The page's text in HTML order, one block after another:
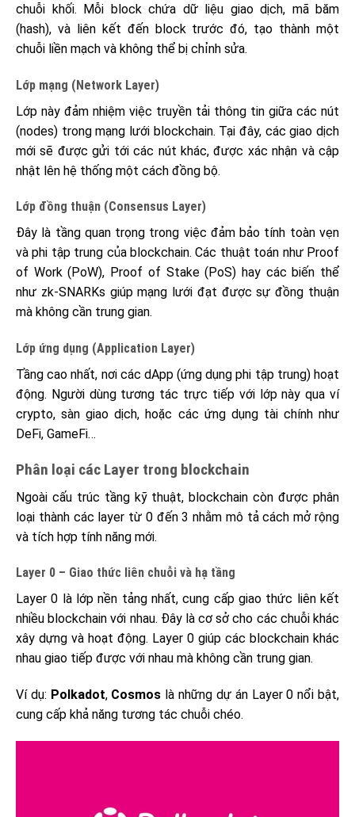
chuỗi khối. Mỗi block chứa dữ liệu giao dịch, mã băm
(hash), và liên kết đến block trước đó, tạo thành một
chuỗi liền mạch và không thể bị chỉnh sửa.
Lớp mạng (Network Layer)
Lớp này đảm nhiệm việc truyền tải thông tin giữa các nút
(nodes) trong mạng lưới blockchain. Tại đây, các giao dịch
mới sẽ được gửi tới các nút khác, được xác nhận và cập
nhật lên hệ thống một cách đồng bộ.
Lớp đồng thuận (Consensus Layer)
Đây là tầng quan trọng trong việc đảm bảo tính toàn vẹn
và phi tập trung của blockchain. Các thuật toán như Proof
of Work (PoW), Proof of Stake (PoS) hay các biến thể
như zk-SNARKs giúp mạng lưới đạt được sự đồng thuận
mà không cần trung gian.
Lớp ứng dụng (Application Layer)
Tầng cao nhất, nơi các dApp (ứng dụng phi tập trung) hoạt
động. Người dùng tương tác trực tiếp với lớp này qua ví
crypto, sàn giao dịch, hoặc các ứng dụng tài chính như
DeFi, GameFi…
Phân loại các Layer trong blockchain
Ngoài cấu trúc tầng kỹ thuật, blockchain còn được phân
loại thành các layer từ 0 đến 3 nhằm mô tả cách mở rộng
và tích hợp tính năng mới.
Layer 0 – Giao thức liên chuỗi và hạ tầng
Layer 0 là lớp nền tảng nhất, cung cấp giao thức liên kết
nhiều blockchain với nhau. Đây là cơ sở cho các chuỗi khác
xây dựng và hoạt động. Layer 0 giúp các blockchain khác
nhau giao tiếp được với nhau mà không cần trung gian.
Ví dụ: Polkadot, Cosmos là những dự án Layer 0 nổi bật,
cung cấp khả năng tương tác chuỗi chéo.